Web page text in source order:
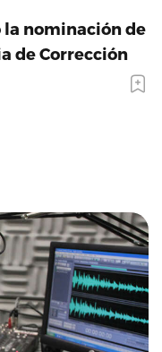
la nominación de
de Corrección